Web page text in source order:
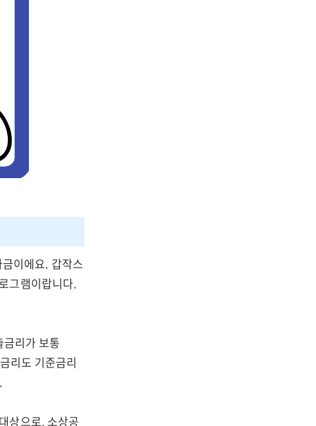
이에요. 갑작스
그램이랍니다.
리가 보통
리도 기준금리
상으로, 소상공